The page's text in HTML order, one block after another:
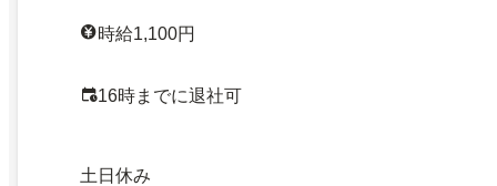
時給1,100円
16時までに退社可
土日休み